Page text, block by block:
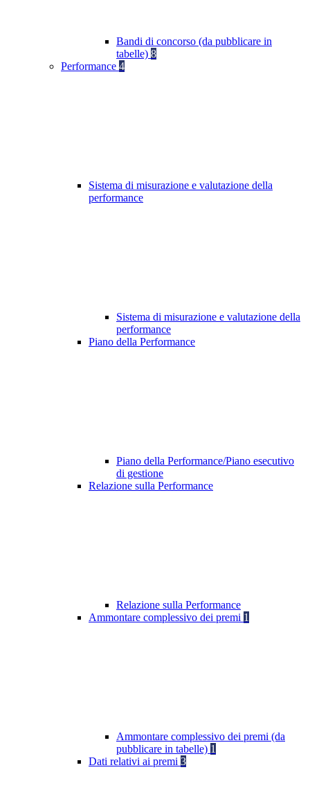
Bandi di concorso (da pubblicare in
tabelle) 8
Performance 4
Sistema di misurazione e valutazione della
performance
Sistema di misurazione e valutazione della
performance
Piano della Performance
Piano della Performance/Piano esecutivo
di gestione
Relazione sulla Performance
Relazione sulla Performance
Ammontare complessivo dei premi 1
Ammontare complessivo dei premi (da
pubblicare in tabelle) 1
Dati relativi ai premi 3